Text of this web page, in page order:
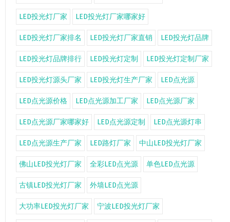
LED投光灯厂家 LED投光灯厂家哪家好
LED投光灯厂家排名 LED投光灯厂家直销 LED投光灯品牌
LED投光灯品牌排行 LED投光灯定制 LED投光灯定制厂家
LED投光灯源头厂家 LED投光灯生产厂家 LED点光源
LED点光源价格 LED点光源加工厂家 LED点光源厂家
LED点光源厂家哪家好 LED点光源定制 LED点光源灯串
LED点光源生产厂家 LED路灯厂家 中山LED投光灯厂家
佛山LED投光灯厂家 全彩LED点光源 单色LED点光源
古镇LED投光灯厂家 外墙LED点光源
大功率LED投光灯厂家 宁波LED投光灯厂家